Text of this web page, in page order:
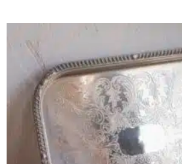
AJOUTER AU PANIER